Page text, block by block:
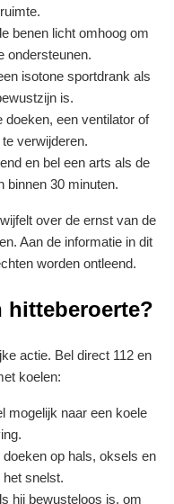
benen licht omhoog om
ondersteunen.
isotone sportdrank als
is.
doeken, een ventilator of
verwijderen.
en bel een arts als de
binnen 30 minuten.
over de ernst van de
Aan de informatie in dit
worden ontleend.
hitteberoerte?
actie. Bel direct 112 en
koelen:
mogelijk naar een koele
op hals, oksels en
snelst.
hij bewusteloos is, om